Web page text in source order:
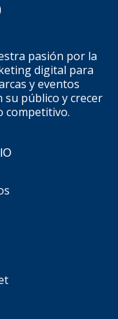
pasión por la
digital para
y eventos
su público y crecer
competitivo.